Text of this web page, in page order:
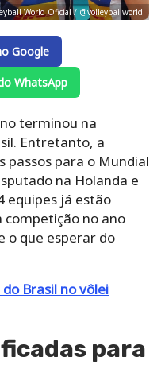
World Oficial / @volleyballworld
Google
WhatsApp
terminou na
Entretanto, a
passos para o Mundial
na Holanda e
equipes já estão
competição no ano
o que esperar do
Brasil no vôlei
para